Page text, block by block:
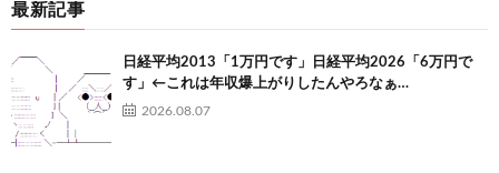
最新記事
日経平均2013「1万円です」日経平均2026「6万円で
す」←これは年収爆上がりしたんやろなぁ…
2026.08.07